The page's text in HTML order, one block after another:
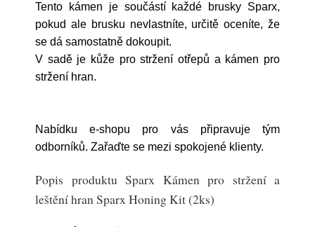
Tento kámen je součástí každé brusky Sparx,
pokud ale brusku nevlastníte, určitě oceníte, že
se dá samostatně dokoupit.
V sadě je kůže pro stržení otřepů a kámen pro
stržení hran.
Nabídku e-shopu pro vás připravuje tým
odborníků. Zařaďte se mezi spokojené klienty.
Popis produktu Sparx Kámen pro stržení a
leštění hran Sparx Honing Kit (2ks)